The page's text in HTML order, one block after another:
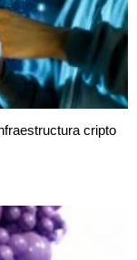
cripto